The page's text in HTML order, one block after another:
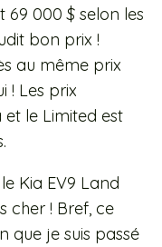
69 000 $ selon les
bon prix !
au même prix
! Les prix
le Limited est
Kia EV9 Land
cher ! Bref, ce
que je suis passé